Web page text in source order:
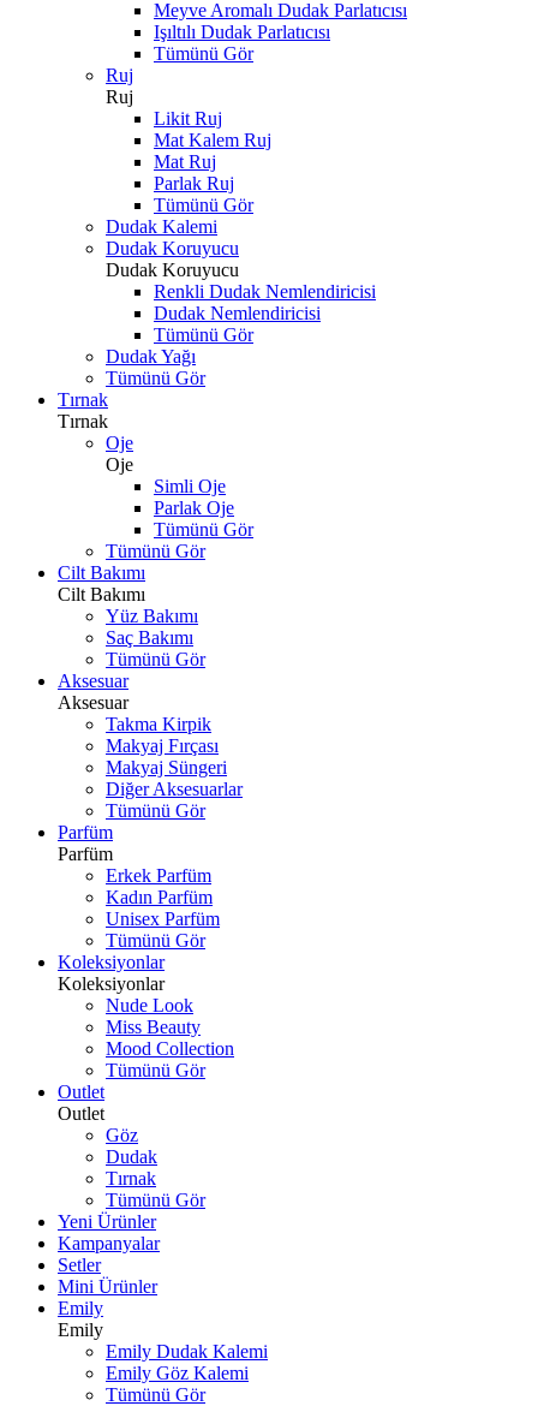
Meyve Aromalı Dudak Parlatıcısı
Işıltılı Dudak Parlatıcısı
Tümünü Gör
Ruj
Ruj
Likit Ruj
Mat Kalem Ruj
Mat Ruj
Parlak Ruj
Tümünü Gör
Dudak Kalemi
Dudak Koruyucu
Dudak Koruyucu
Renkli Dudak Nemlendiricisi
Dudak Nemlendiricisi
Tümünü Gör
Dudak Yağı
Tümünü Gör
Tırnak
Tırnak
Oje
Oje
Simli Oje
Parlak Oje
Tümünü Gör
Tümünü Gör
Cilt Bakımı
Cilt Bakımı
Yüz Bakımı
Saç Bakımı
Tümünü Gör
Aksesuar
Aksesuar
Takma Kirpik
Makyaj Fırçası
Makyaj Süngeri
Diğer Aksesuarlar
Tümünü Gör
Parfüm
Parfüm
Erkek Parfüm
Kadın Parfüm
Unisex Parfüm
Tümünü Gör
Koleksiyonlar
Koleksiyonlar
Nude Look
Miss Beauty
Mood Collection
Tümünü Gör
Outlet
Outlet
Göz
Dudak
Tırnak
Tümünü Gör
Yeni Ürünler
Kampanyalar
Setler
Mini Ürünler
Emily
Emily
Emily Dudak Kalemi
Emily Göz Kalemi
Tümünü Gör